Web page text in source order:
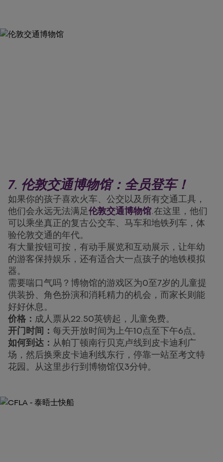
7. 伦敦交通博物馆：全员登车！
如果你的孩子喜欢火车、公交以及所有交通工具，
他们会永远无法满足伦敦交通博物馆.在这里，他们
可以乘坐真正的复古公交车、马车和地铁列车，体
验伦敦交通的年代。
有大量按钮可按，有动手展览和互动展示，让年幼
的游客保持娱乐，还有适合大一点孩子的地铁模拟
器。
需要喘口气吗？博物馆的游戏区为0至7岁的儿童提
供装扮、角色扮演和消耗精力的机会，而家长则能
好好休息。
价格： 成人票从22.50英镑起，儿童免费。
开门时间： 每天开放时间为上午10点至下午6点。
如何到达： 从帕丁顿南行贝克卢线到皮卡迪利广
场，然后换乘皮卡迪利线东行，停靠一站至考文特
花园。从这里步行到博物馆仅3分钟。